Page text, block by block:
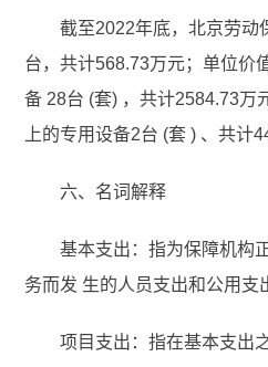
截至2022年底，北京劳动
台，共计568.73万元；单位价
备 28台 (套) ，共计2584.73万
上的专用设备2台 (套 ) 、共计
六、名词解释
基本支出：指为保障机构
务而发 生的人员支出和公用支
项目支出：指在基本支出